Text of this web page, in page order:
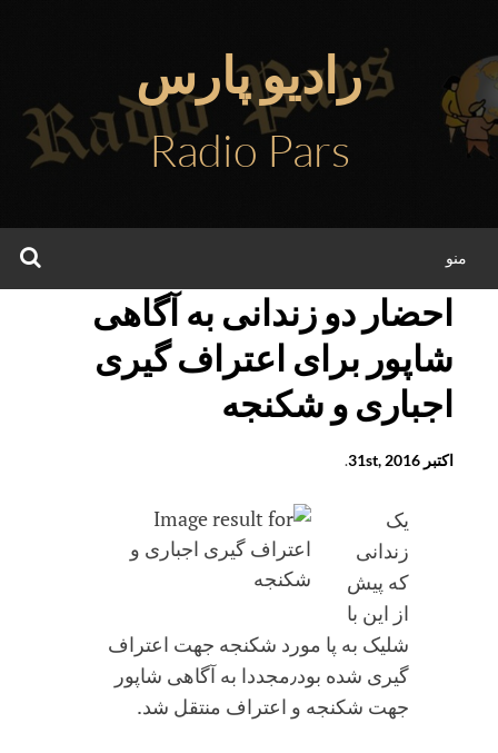
محتوا
رادیو پارس
Radio Pars
منو
احضار دو زندانی به آگاهی
شاپور برای اعتراف گیری
اجباری و شکنجه
اکتبر 31st, 2016 .
یک
زندانی
که پیش
از این با
شلیک به پا مورد شکنجه جهت اعتراف
گیری شده بود٫مجددا به آگاهی شاپور
جهت شکنجه و اعتراف منتقل شد.